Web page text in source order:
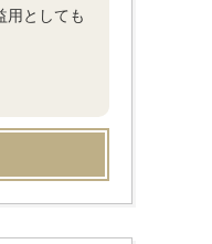
用としても